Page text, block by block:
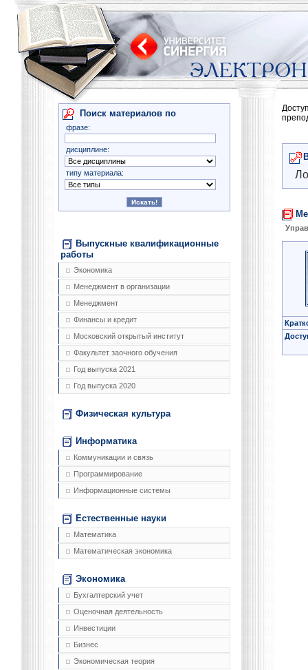
Поиск материалов по
фразе:
дисциплине:
типу материала:
Выпускные квалификационные
работы
Экономика
Менеджмент в организации
Менеджмент
Финансы и кредит
Московский открытый институт
Факультет заочного обучения
Год выпуска 2021
Год выпуска 2020
Физическая культура
Информатика
Коммуникации и связь
Программирование
Информационные системы
Естественные науки
Математика
Математическая экономика
Экономика
Бухгалтерский учет
Оценочная деятельность
Инвестиции
Бизнес
Экономическая теория